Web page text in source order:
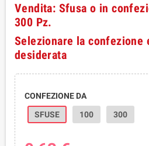
Vendita: Sfusa o in
300 Pz.
Selezionare la confezione
desiderata
CONFEZIONE DA
SFUSE
100 300